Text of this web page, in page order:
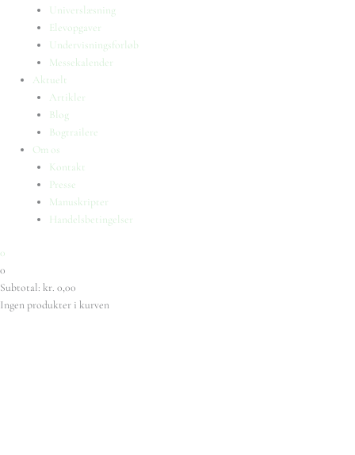
Universlæsning
Elevopgaver
Undervisningsforløb
Messekalender
Aktuelt
Artikler
Blog
Bogtrailere
Om os
Kontakt
Presse
Manuskripter
Handelsbetingelser
0
0
Subtotal: kr. 0,00
Ingen produkter i kurven